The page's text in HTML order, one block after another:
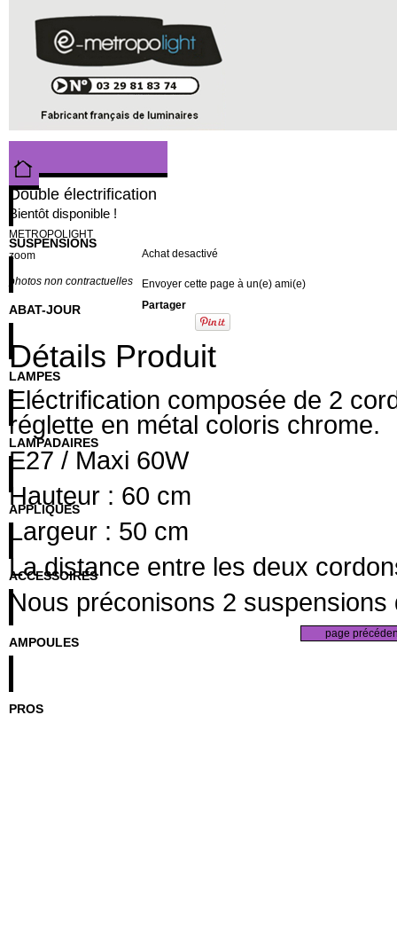
SUSPENSIONS
ABAT-JOUR
LAMPES
LAMPADAIRES
APPLIQUES
ACCESSOIRES
AMPOULES
PROS
Double électrification
Bientôt disponible !
METROPOLIGHT
zoom
photos non contractuelles
Achat desactivé
Envoyer cette page à un(e) ami(e)
Partager
Détails Produit
Eléctrification composée de 2 c
réglette en métal coloris chrome.
E27 / Maxi 60W
Hauteur : 60 cm
Largeur : 50 cm
La distance entre les deux
Nous préconisons 2